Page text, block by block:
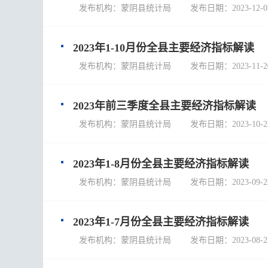
发布机构：蒙阴县统计局 发布日期：2023-12-
2023年1-10月份全县主要经济指标解读
发布机构：蒙阴县统计局 发布日期：2023-11-
2023年前三季度全县主要经济指标解读
发布机构：蒙阴县统计局 发布日期：2023-10-
2023年1-8月份全县主要经济指标解读
发布机构：蒙阴县统计局 发布日期：2023-09-
2023年1-7月份全县主要经济指标解读
发布机构：蒙阴县统计局 发布日期：2023-08-